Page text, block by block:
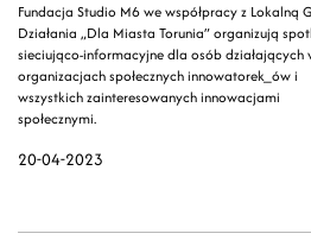
20-04-2023
Fundacja Studio M6 we współpracy z Lokalną
Działania „Dla Miasta Torunia” organizują
sieciująco-informacyjne dla osób działających
organizacjach społecznych innowatorek_ów i
wszystkich zainteresowanych innowacjami
społecznymi.